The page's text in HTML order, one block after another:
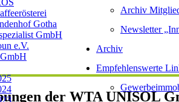
Archiv
Newsletter
Archiv
Empfehlenswerte
Gotha
GmbH
e.V.
der WTA UNISOL